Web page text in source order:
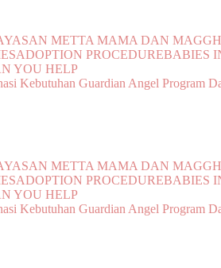
METTA MAMA DAN
ADOPTION PROCEDUREBABIES
YOU HELP
Kebutuhan Guardian Angel Program
METTA MAMA DAN
ADOPTION PROCEDUREBABIES
YOU HELP
Kebutuhan Guardian Angel Program